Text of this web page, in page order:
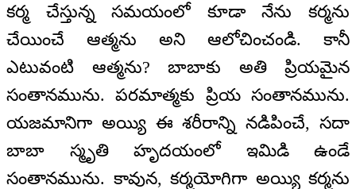
కర్మ చేస్తున్న సమయంలో కూడా నేను కర్మను
చేయించే ఆత్మను అని ఆలోచించండి. కానీ
ఎటువంటి ఆత్మను? బాబాకు అతి ప్రియమైన
సంతానమును. పరమాత్మకు ప్రియ సంతానమును.
యజమానిగా అయ్యి ఈ శరీరాన్ని నడిపించే, సదా
బాబా స్మృతి హృదయంలో ఇమిడి ఉండే
సంతానమును. కావున, కర్మయోగిగా అయ్యి కర్మను